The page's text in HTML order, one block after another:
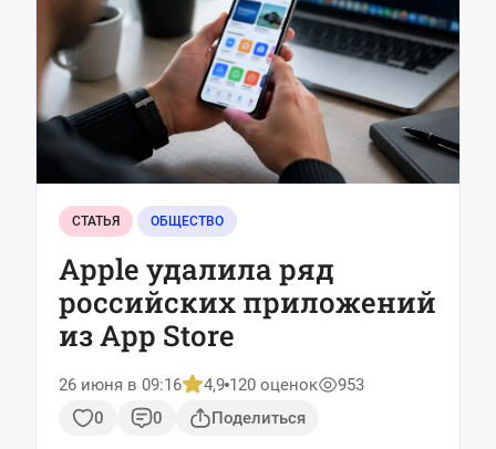
СТАТЬЯ ОБЩЕСТВО
Apple удалила ряд
российских приложений
из App Store
26 июня в 09:16 4,9 120 оценок
953
0
0 Поделиться